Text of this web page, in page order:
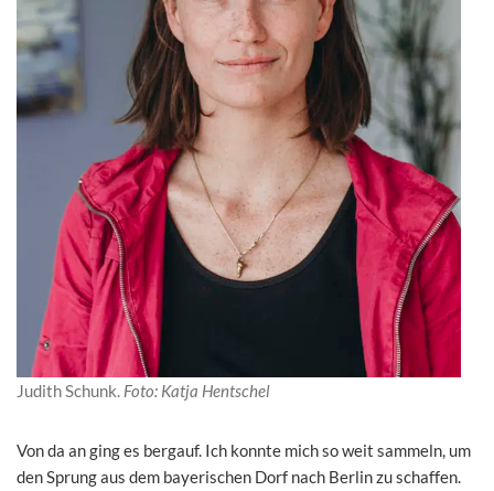
Judith Schunk. Foto: Katja Hentschel
Von da an ging es bergauf. Ich konnte mich so weit sammeln, um
den Sprung aus dem bayerischen Dorf nach Berlin zu schaffen.